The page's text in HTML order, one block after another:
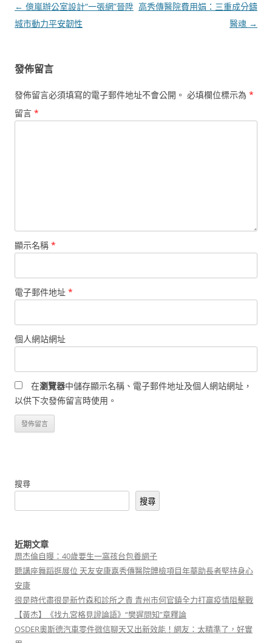
文
章
← 億嵐辦公室設計“一張網”晉陞
城市動力平安韌性
高秀傳醫院費用娟：三重成分鑄
醫魂 →
發佈留言
發佈留言必須填寫的電子郵件地址不會公開。 必填欄位標示為 *
留言 *
顯示名稱 *
電子郵件地址 *
個人網站網址
在瀏覽器中儲存顯示名稱、電子郵件地址及個人網站網址，
以供下次發佈留言時使用。
搜尋
搜尋
近期文章
周杰倫自曝：40歲要生一窩孩台包養網子
聽講座舞蹈逛展位 天友安康嘉秀傳醫院體檢項目年華助長者堅持身心
安康
很是時代盡很是新竹森和診所之責 青州市何官鎮全力打贏疫情阻擊戰
【黃杰】《找九宮格見證論語》“樊遲問知”章釋論
OSDER奧斯德汽車零件微信聊天又出新效能！網友：太精準了，好實